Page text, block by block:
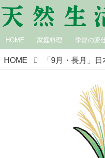
HOME 家庭料理 季節の家
HOME